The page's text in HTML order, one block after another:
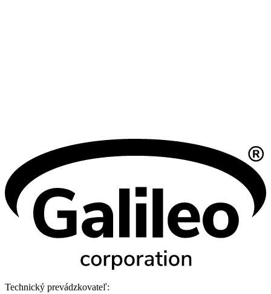
Technický prevádzkovateľ: